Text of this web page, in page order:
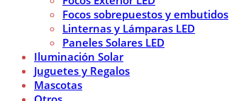
Focos sobrepuestos y embutidos
Linternas y Lámparas LED
Paneles Solares LED
Iluminación Solar
Juguetes y Regalos
Mascotas